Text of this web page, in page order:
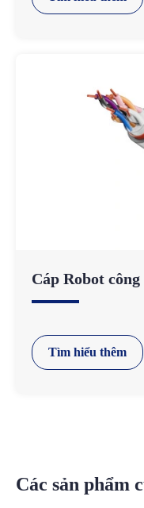
Cáp Robot
Tìm hiểu thêm
Các sản phẩm